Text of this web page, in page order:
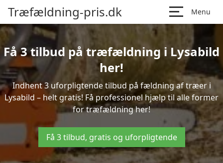
Træfældning-pris.dk Menu
Få 3 tilbud på træfældning i Lysabild
her!
Indhent 3 uforpligtende tilbud på fældning af træer i
Lysabild – helt gratis! Få professionel hjælp til alle former
for træfældning her!
Få 3 tilbud, gratis og uforpligtende